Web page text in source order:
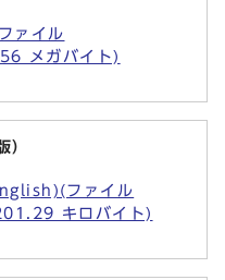
ァイル
メガバイト)
）
ファイル
キロバイト)